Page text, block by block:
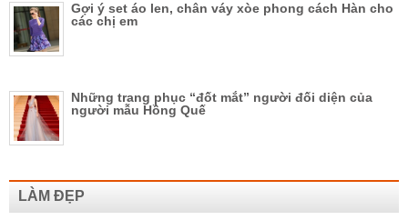
Gợi ý set áo len, chân váy xòe phong cách Hàn cho
các chị em
Những trang phục “đốt mắt” người đối diện của
người mẫu Hồng Quế
LÀM ĐẸP